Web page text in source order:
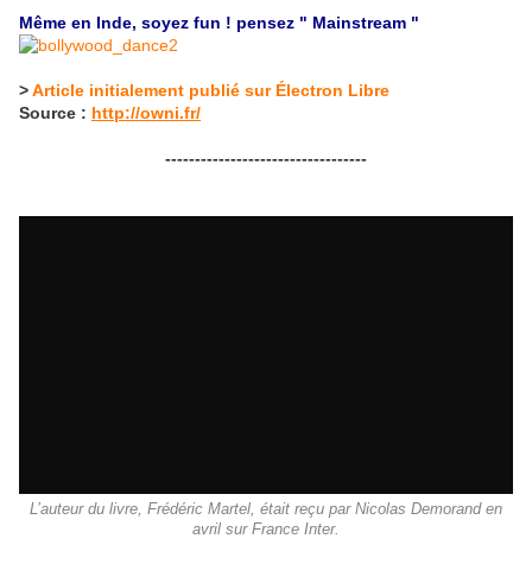
Même en Inde, soyez fun ! pensez " Mainstream "
>Article initialement publié sur Électron Libre
Source : http://owni.fr/
----------------------------------
L’auteur du livre, Frédéric Martel, était reçu par Nicolas Demorand en
avril sur France Inter.